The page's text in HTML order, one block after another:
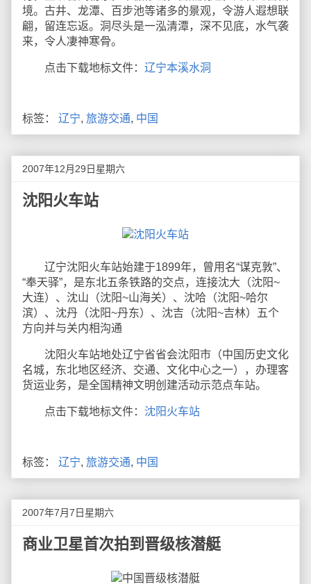
境。古井、龙潭、百步池等诸多的景观，令游人遐想联
翩，留连忘返。洞尽头是一泓清潭，深不见底，水气袭
来，令人凄神寒骨。
点击下载地标文件： 辽宁本溪水洞
标签： 辽宁, 旅游交通, 中国
2007年12月29日星期六
沈阳火车站
辽宁沈阳火车站始建于1899年，曾用名“谋克敦”、
“奉天驿”，是东北五条铁路的交点，连接沈大（沈阳~
大连）、沈山（沈阳~山海关）、沈哈（沈阳~哈尔
滨）、沈丹（沈阳~丹东）、沈吉（沈阳~吉林）五个
方向并与关内相沟通
沈阳火车站地处辽宁省省会沈阳市（中国历史文化
名城，东北地区经济、交通、文化中心之一），办理客
货运业务，是全国精神文明创建活动示范点车站。
点击下载地标文件： 沈阳火车站
标签： 辽宁, 旅游交通, 中国
2007年7月7日星期六
商业卫星首次拍到晋级核潜艇